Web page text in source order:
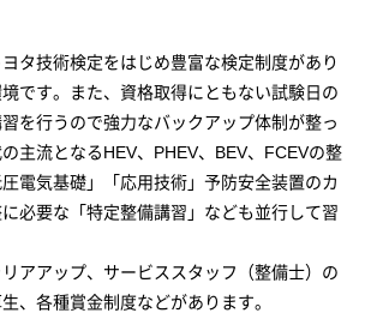
タ技術検定をはじめ豊富な検定制度があり
です。また、資格取得にともない試験日の
を行うので強力なバックアップ体制が整っ
主流となるHEV、PHEV、BEV、FCEVの整
電気基礎」「応用技術」予防安全装置のカ
必要な「特定整備講習」なども並行して習
アアップ、サービススタッフ（整備士）の
、各種賞金制度などがあります。